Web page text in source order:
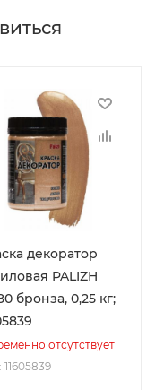
декоратор
PALIZH
бронза, 0,25 кг;
отсутствует
11605839